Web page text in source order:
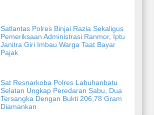
Satlantas Polres Binjai Razia Sekaligus
Pemeriksaan Administrasi Ranmor, Iptu
Janitra Giri Imbau Warga Taat Bayar
Pajak
Sat Resnarkoba Polres Labuhanbatu
Selatan Ungkap Peredaran Sabu, Dua
Tersangka Dengan Bukti 206,78 Gram
Diamankan